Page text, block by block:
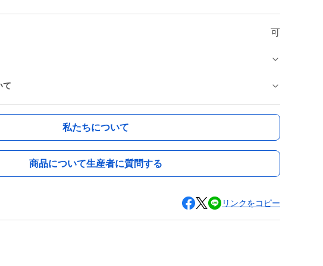
可
て
私たちについて
商品について生産者に質問する
リンクをコピー